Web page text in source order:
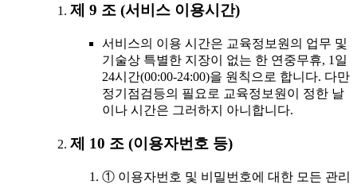
제 9 조 (서비스 이용시간)
서비스의 이용 시간은 교육정보원의 업무 및
기술상 특별한 지장이 없는 한 연중무휴, 1일
24시간(00:00-24:00)을 원칙으로 합니다. 다만
정기점검등의 필요로 교육정보원이 정한 날
이나 시간은 그러하지 아니합니다.
제 10 조 (이용자번호 등)
① 이용자번호 및 비밀번호에 대한 모든 관리